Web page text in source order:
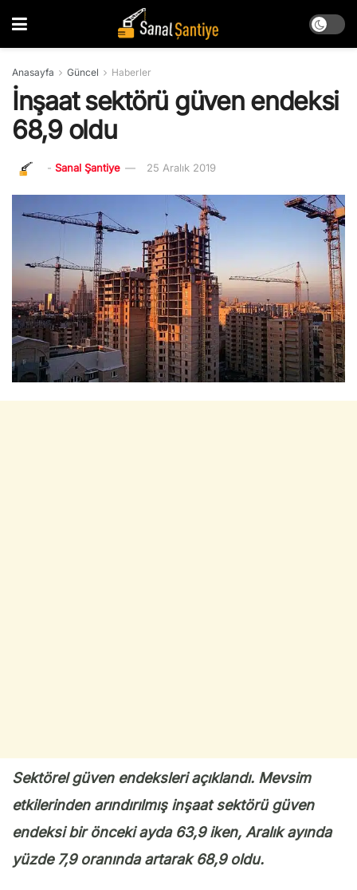
Anasayfa Güncel Haberler
İnşaat sektörü güven endeksi
68,9 oldu
- Sanal Şantiye 25 Aralık 2019
Sektörel güven endeksleri açıklandı. Mevsim
etkilerinden arındırılmış inşaat sektörü güven
endeksi bir önceki ayda 63,9 iken, Aralık ayında
yüzde 7,9 oranında artarak 68,9 oldu.